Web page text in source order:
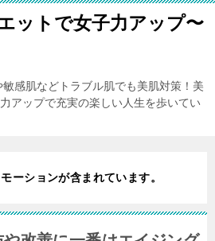
ットで女子力アップ〜
感肌などトラブル肌でも美肌対策！美
アップで充実の楽しい人生を歩いてい
ーションが含まれています。